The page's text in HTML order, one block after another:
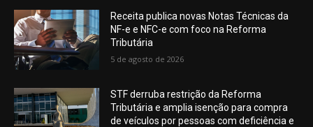
Receita publica novas Notas Técnicas da
NF-e e NFC-e com foco na Reforma
Tributária
5 de agosto de 2026
STF derruba restrição da Reforma
Tributária e amplia isenção para compra
de veículos por pessoas com deficiência e